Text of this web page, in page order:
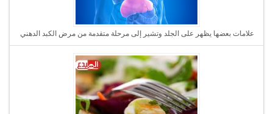
علامات بعضها يظهر على الجلد وتشير إلى مرحلة متقدمة من مرض الكبد الدهني